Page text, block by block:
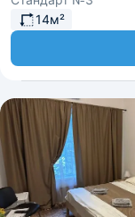
14м²